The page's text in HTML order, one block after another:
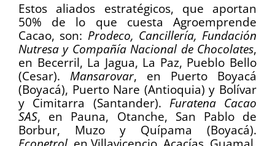
Estos aliados estratégicos, que aportan
50% de lo que cuesta Agroemprende
Cacao, son: Prodeco, Cancillería, Fundación
Nutresa y Compañía Nacional de Chocolates,
en Becerril, La Jagua, La Paz, Pueblo Bello
(Cesar). Mansarovar, en Puerto Boyacá
(Boyacá), Puerto Nare (Antioquia) y Bolívar
y Cimitarra (Santander). Furatena Cacao
SAS, en Pauna, Otanche, San Pablo de
Borbur, Muzo y Quípama (Boyacá).